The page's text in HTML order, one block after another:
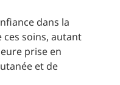
dans la
soins, autant
prise en
et de